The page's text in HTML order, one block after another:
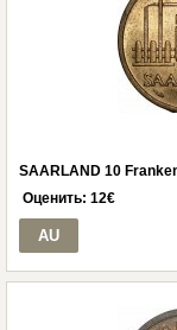
SAARLAND 10
Оценить: 12€
AU